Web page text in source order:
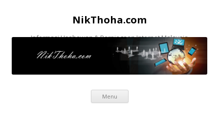
NikThoha.com
Informasi Usahawan & Perniagaan Internet Malaysia
Menu
Skip to content